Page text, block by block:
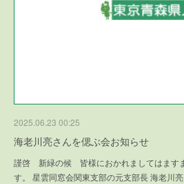
2025.06.23 00:25
海老川亮さんを偲ぶ会お知らせ
謹啓 新緑の候 皆様におかれましてはます
す。 星雲同窓会関東支部の元支部長 海老川